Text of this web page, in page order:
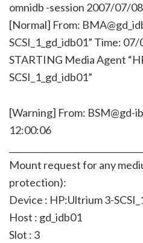
omnidb -session 2007/07/
[Normal] From:
SCSI_1_gd_idb01” Time:
STARTING Media Agent
SCSI_1_gd_idb01”
[Warning] From: BSM@gd-
12:00:06
Mount request for any
protection):
Device : HP:Ultrium 3-
Host : gd_idb01
Slot : 3